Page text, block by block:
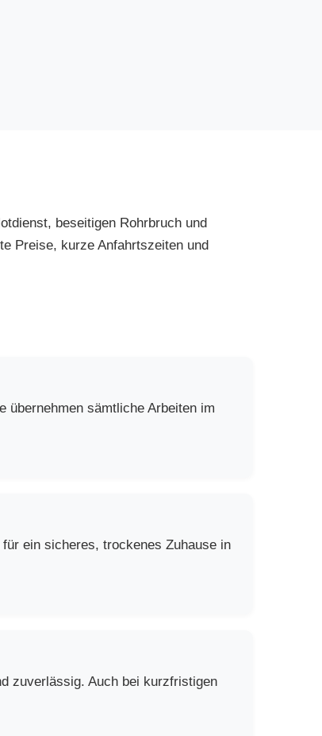
beseitigen Rohrbruch und
Preise, kurze Anfahrtszeiten und
übernehmen sämtliche Arbeiten im
ein sicheres, trockenes Zuhause in
zuverlässig. Auch bei kurzfristigen